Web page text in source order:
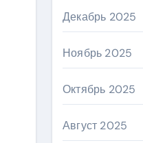
Декабрь 2025
Ноябрь 2025
Октябрь 2025
Август 2025